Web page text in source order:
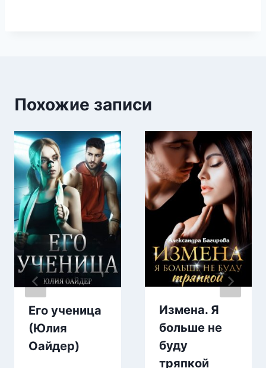
Похожие записи
Его ученица
(Юлия
Оайдер)
Измена. Я
больше не
буду
тряпкой